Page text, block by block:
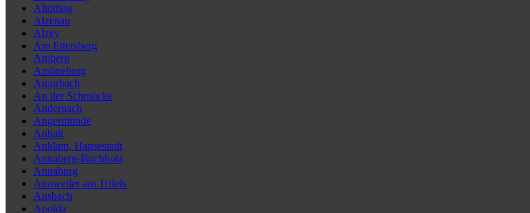
Altötting
Alzenau
Alzey
Am Ettersberg
Amberg
Amöneburg
Amorbach
An der Schmücke
Andernach
Angermünde
Anhalt
Anklam, Hansestadt
Annaberg-Buchholz
Annaburg
Annweiler am Trifels
Ansbach
Apolda